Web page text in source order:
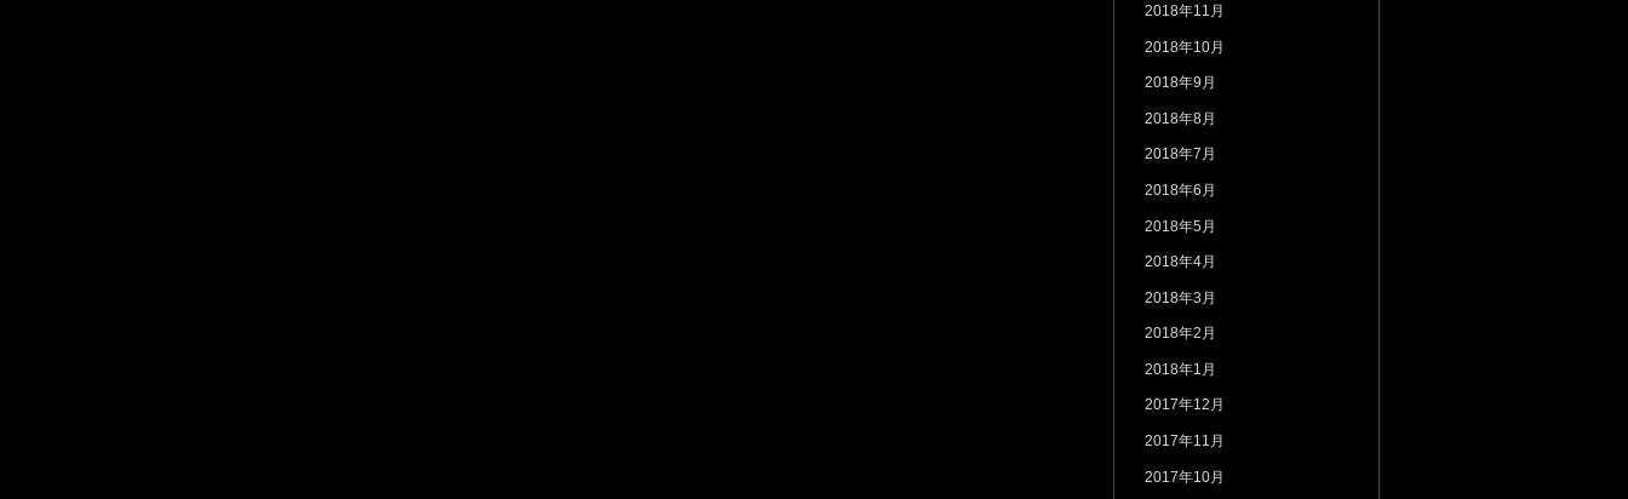
2018年11月
2018年10月
2018年9月
2018年8月
2018年7月
2018年6月
2018年5月
2018年4月
2018年3月
2018年2月
2018年1月
2017年12月
2017年11月
2017年10月